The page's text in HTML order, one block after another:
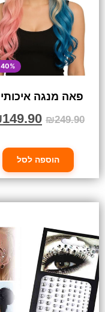
40% הנחה
פאה מנגה
₪249.90
149.90
הוספה לסל